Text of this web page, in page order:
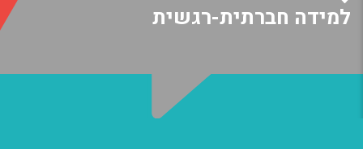
למידה חברתית-רגשית